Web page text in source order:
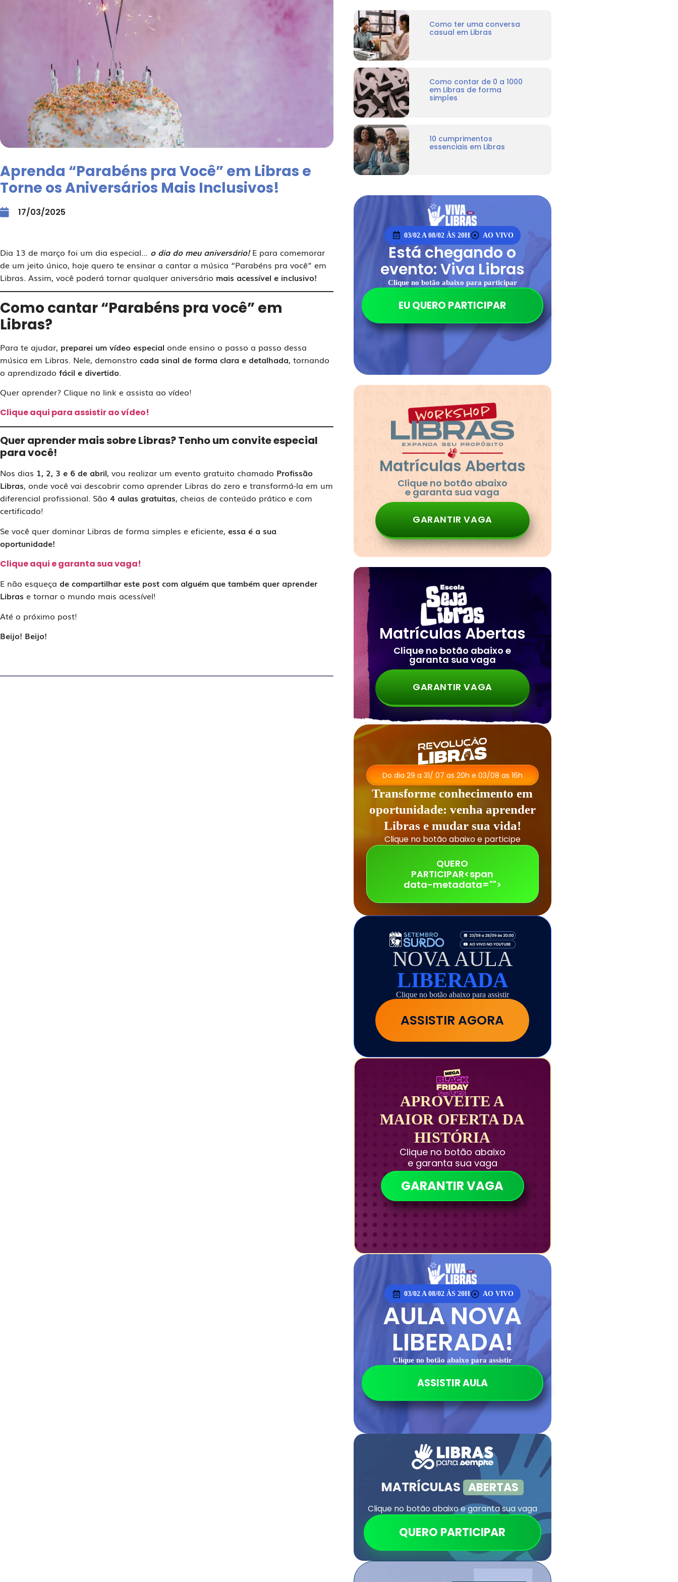
Aprenda “Parabéns pra Você” em Libras e
Torne os Aniversários Mais Inclusivos!
17/03/2025
Dia 13 de março foi um dia especial… o dia do meu aniversário!E para comemorar
de um jeito único, hoje quero te ensinar a cantar a música “Parabéns pra você” em
Libras. Assim, você poderá tornar qualquer aniversário mais acessível e inclusivo!
Como cantar “Parabéns pra você” em
Libras?
Para te ajudar, preparei um vídeo especial onde ensino o passo a passo dessa
música em Libras. Nele, demonstro cada sinal de forma clara e detalhada, tornando
o aprendizado fácil e divertido.
Quer aprender? Clique no link e assista ao vídeo!
Clique aqui para assistir ao vídeo!
Quer aprender mais sobre Libras? Tenho um convite especial
para você!
Nos dias 1, 2, 3 e 6 de abril, vou realizar um evento gratuito chamado Profissão
Libras, onde você vai descobrir como aprender Libras do zero e transformá-la em um
diferencial profissional. São 4 aulas gratuitas, cheias de conteúdo prático e com
certificado!
Se você quer dominar Libras de forma simples e eficiente, essa é a sua
oportunidade!
Clique aqui e garanta sua vaga!
E não esqueça de compartilhar este post com alguém que também quer aprender
Libras e tornar o mundo mais acessível!
Até o próximo post!
Beijo! Beijo!
Como ter uma conversa
casual em Libras
Como contar de 0 a 1000
em Libras de forma
simples
10 cumprimentos
essenciais em Libras
03/02 A 08/02 ÀS 20H AO VIVO
Está chegando o
evento: Viva Libras
Clique no botão abaixo para participar
EU QUERO PARTICIPAR
Matrículas Abertas
Clique no botão abaixo
e garanta sua vaga
GARANTIR VAGA
Matrículas Abertas
Clique no botão abaixo e
garanta sua vaga
GARANTIR VAGA
Do dia 29 a 31/ 07 as 20h e 03/08 as 16h
Transforme conhecimento em
oportunidade: venha aprender
Libras e mudar sua vida!
Clique no botão abaixo e participe
QUERO
PARTICIPAR<span
data-metadata="">
NOVA AULA
LIBERADA
Clique no botão abaixo para assistir
ASSISTIR AGORA
APROVEITE A
MAIOR OFERTA DA
HISTÓRIA
Clique no botão abaixo
e garanta sua vaga
GARANTIR VAGA
03/02 A 08/02 ÀS 20H AO VIVO
AULA NOVA
LIBERADA!
Clique no botão abaixo para assistir
ASSISTIR AULA
MATRÍCULAS ABERTAS
Clique no botão abaixo e garanta sua vaga
QUERO PARTICIPAR